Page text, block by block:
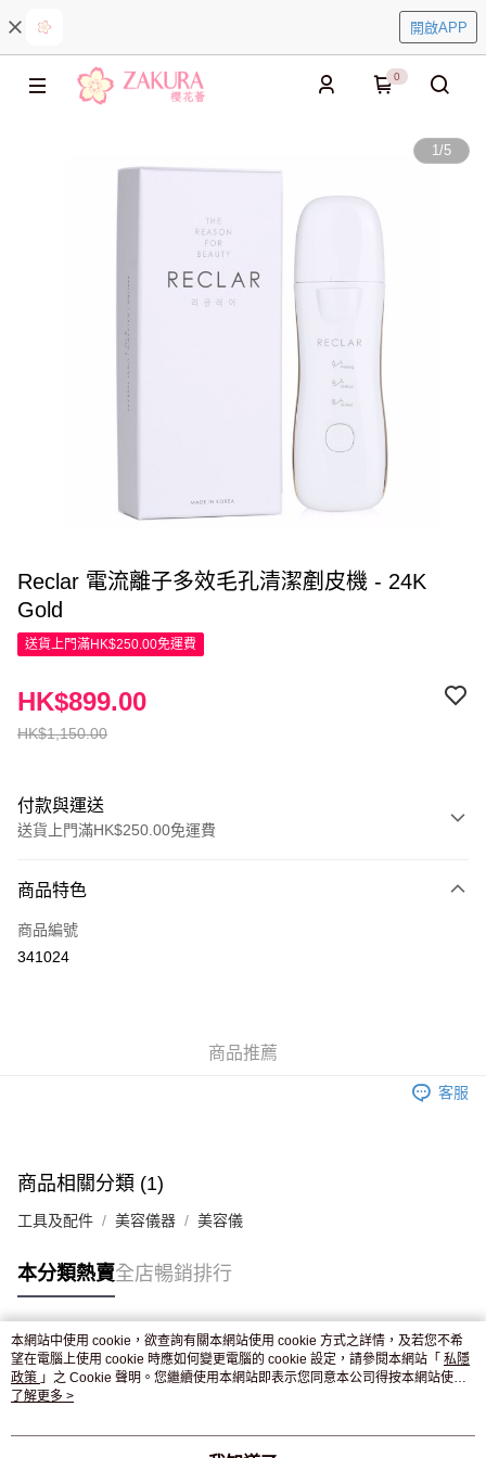
開啟APP
0
1/5
Reclar 電流離子多效毛孔清潔剷皮機 - 24K
Gold
送貨上門滿HK$250.00免運費
HK$1,150.00
HK$899.00
付款與運送
送貨上門滿HK$250.00免運費
信用卡
Apple Pay
付款後門市自取，訂單確認後2-4個工作天到店，7天內取。逾期後
商品特色
商品編號
341024
商品推薦
客服
商品相關分類 (1)
工具及配件 美容儀器 美容儀
本分類熱賣全店暢銷排行
熱門標籤
熱銷排行
本網站中使用 cookie，欲查詢有關本網站使用 cookie 方式之詳情，及若您不希
望在電腦上使用 cookie 時應如何變更電腦的 cookie 設定，請參閱本網站「 私隱
政策 」之 Cookie 聲明。您繼續使用本網站即表示您同意本公司得按本網站使用
條款之 Cookie 聲明使用 cookie。
了解更多 >